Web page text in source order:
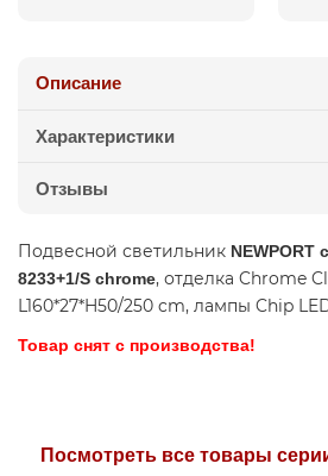
Описание
Характеристики
Отзывы
Подвесной светильник NEWPORT
8233+1/S chrome, отделка Chrome
L160*27*H50/250 cm, лампы Chip
Товар снят с производства!
Посмотреть все товары